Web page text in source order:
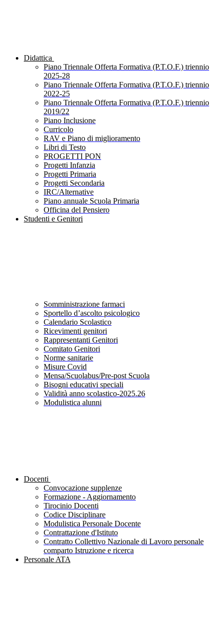
Didattica
Piano Triennale Offerta Formativa (P.T.O.F.) triennio
2025-28
Piano Triennale Offerta Formativa (P.T.O.F.) triennio
2022-25
Piano Triennale Offerta Formativa (P.T.O.F.) triennio
2019/22
Piano Inclusione
Curricolo
RAV e Piano di miglioramento
Libri di Testo
PROGETTI PON
Progetti Infanzia
Progetti Primaria
Progetti Secondaria
IRC/Alternative
Piano annuale Scuola Primaria
Officina del Pensiero
Studenti e Genitori
Somministrazione farmaci
Sportello d’ascolto psicologico
Calendario Scolastico
Ricevimenti genitori
Rappresentanti Genitori
Comitato Genitori
Norme sanitarie
Misure Covid
Mensa/Scuolabus/Pre-post Scuola
Bisogni educativi speciali
Validità anno scolastico-2025.26
Modulistica alunni
Docenti
Convocazione supplenze
Formazione - Aggiornamento
Tirocinio Docenti
Codice Disciplinare
Modulistica Personale Docente
Contrattazione d'Istituto
Contratto Collettivo Nazionale di Lavoro personale
comparto Istruzione e ricerca
Personale ATA